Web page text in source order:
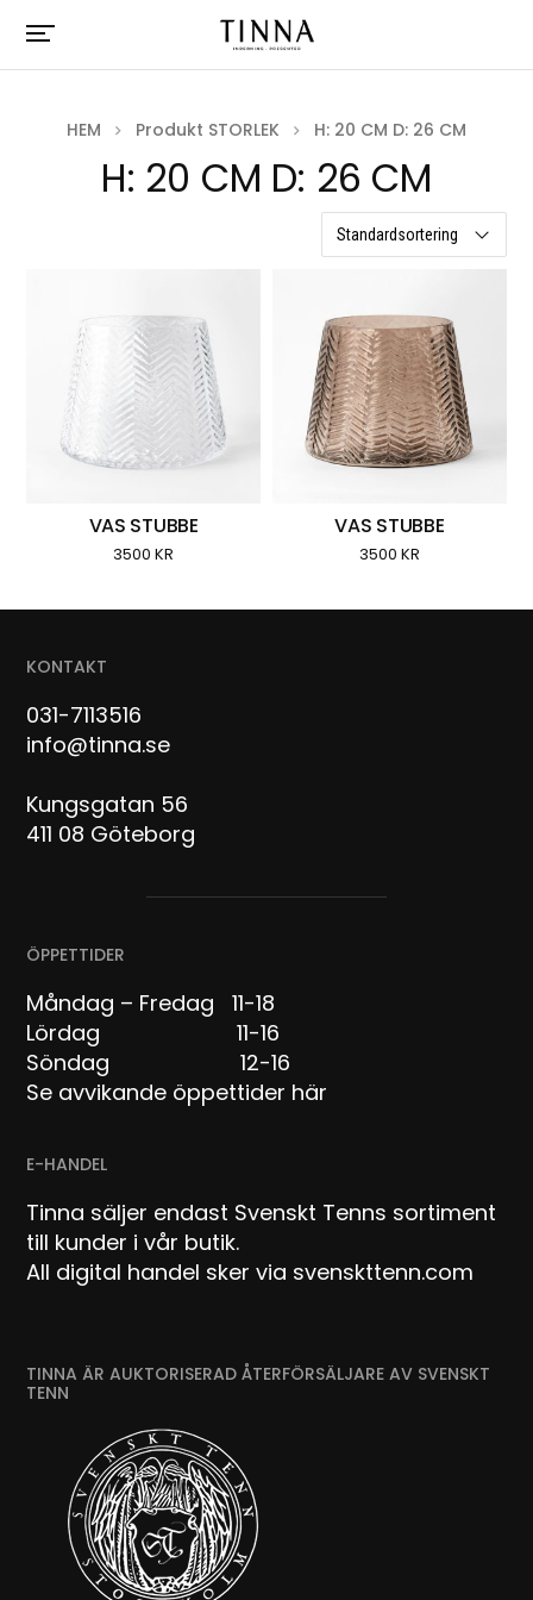
HEM Produkt STORLEK H: 20 CM D: 26 CM
H: 20 CM D: 26 CM
VAS STUBBE
3500KR
VAS STUBBE
3500 KR
KONTAKT
031-7113516
info@tinna.se
Kungsgatan 56
411 08 Göteborg
ÖPPETTIDER
Måndag – Fredag 11-18
Lördag 11-16
Söndag 12-16
Se avvikande öppettider här
E-HANDEL
Tinna säljer endast Svenskt Tenns sortiment
till kunder i vår butik.
All digital handel sker via svenskttenn.com
TINNA ÄR AUKTORISERAD ÅTERFÖRSÄLJARE AV SVENSKT
TENN